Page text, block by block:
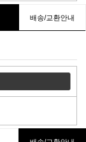
배송/교환안내